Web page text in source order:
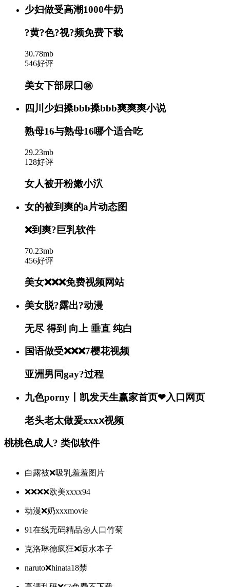
少妇做受高潮1000牛奶
?黄?色?视?频免费下载
30.78mb
546好评
美女下部尿囗㊙️
四川少妇搡bbb搡bbb爽爽爽小说
熟母16与熟母16哪个适合吃
29.23mb
128好评
女人被开粉嫩小泬
女的被到爽的a片动态图
❌到爽?巨乳软件
70.23mb
456好评
美女❌❌❌免费视频网站
美女脱?露出?动漫
无尽 得到 向上 垂直 纯白
国语做受❌❌❌7樱花视频
亚洲男同gay?过程
九色porny丨凯发天生赢家首页❤入口网页
老头老太做爰xxxⅹ视频
桃桃色成人? 类似软件
白露被❌吸乳羞羞图片
❌❌❌❌欧美xxxx94
动漫❌奶xxxmovie
91在线无码精品㊙️人口竹菊
克洛琳德疯狂❌喷水本子
naruto❌hinata18禁